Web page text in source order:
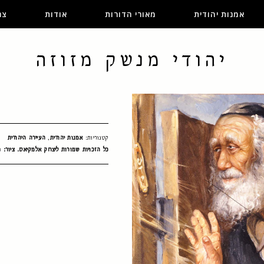
אמנות יהודית מאורי הדורות אודות
יהודי מנשק מזוזה
קטגוריות:אמנות יהודית, העיירה היהודית
כל הזכויות שמורות ליצחק אלמקיאס. ציור: